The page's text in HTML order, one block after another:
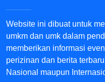
Website ini dibuat untuk
umkm dan umk dalam
memberikan informasi
perizinan dan berita
Nasional maupun